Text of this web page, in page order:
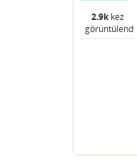
2.9kkez
görüntülendi